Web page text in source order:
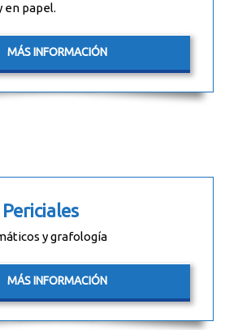
en papel.
MÁS INFORMACIÓN
y grafología
MÁS INFORMACIÓN